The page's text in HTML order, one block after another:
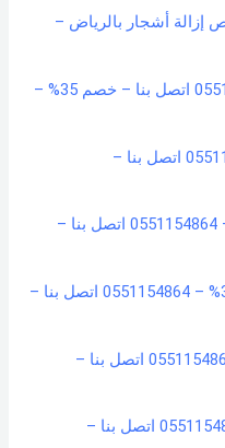
أشجار بالرياض –
شركة تنظيف كنب بحائل – 0551154864 اتصل بنا – خصم 35% –
شركة تنظيف سجاد بحائل – 0551154864 اتصل بنا –
دينا نقل عفش بحائل – خصم 35 % – 0551154864 اتصل بنا –
شركة تنظيف خزانات بحائل خصم 35% – 0551154864 اتصل بنا –
شركة تنظيف كنب بحفر الباطن – 0551154864 اتصل بنا –
شركة نقل عفش بحفر الباطن – 0551154864 اتصل بنا –